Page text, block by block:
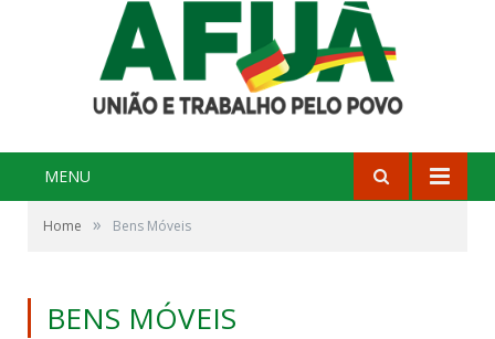
MENU
Home » Bens Móveis
BENS MÓVEIS